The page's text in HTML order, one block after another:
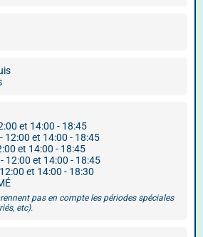
et 14:00 - 18:45
12:00 et 14:00 - 18:45
et 14:00 - 18:45
12:00 et 14:00 - 18:45
et 14:00 - 18:30
pas en compte les périodes spéciales
etc).